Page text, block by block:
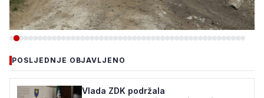
TEŠANJ I USORA OSIGURALI
160.000 POČETNIH ULAGANJA
POSLJEDNJE OBJAVLJENO
Vlada ZDK podržala